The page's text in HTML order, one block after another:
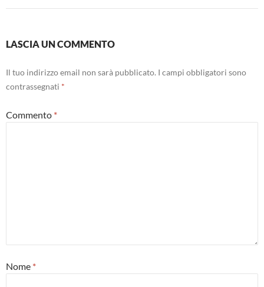
LASCIA UN COMMENTO
Il tuo indirizzo email non sarà pubblicato. I campi obbligatori sono
contrassegnati *
Commento *
Nome *